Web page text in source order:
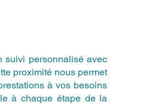
suivi personnalisé avec
proximité nous permet
à vos besoins
à chaque étape de la